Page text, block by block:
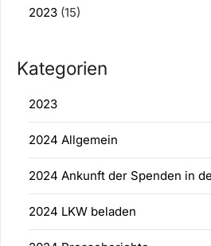
2023 (15)
Kategorien
2023
2024 Allgemein
2024 Ankunft der Spenden in
2024 LKW beladen